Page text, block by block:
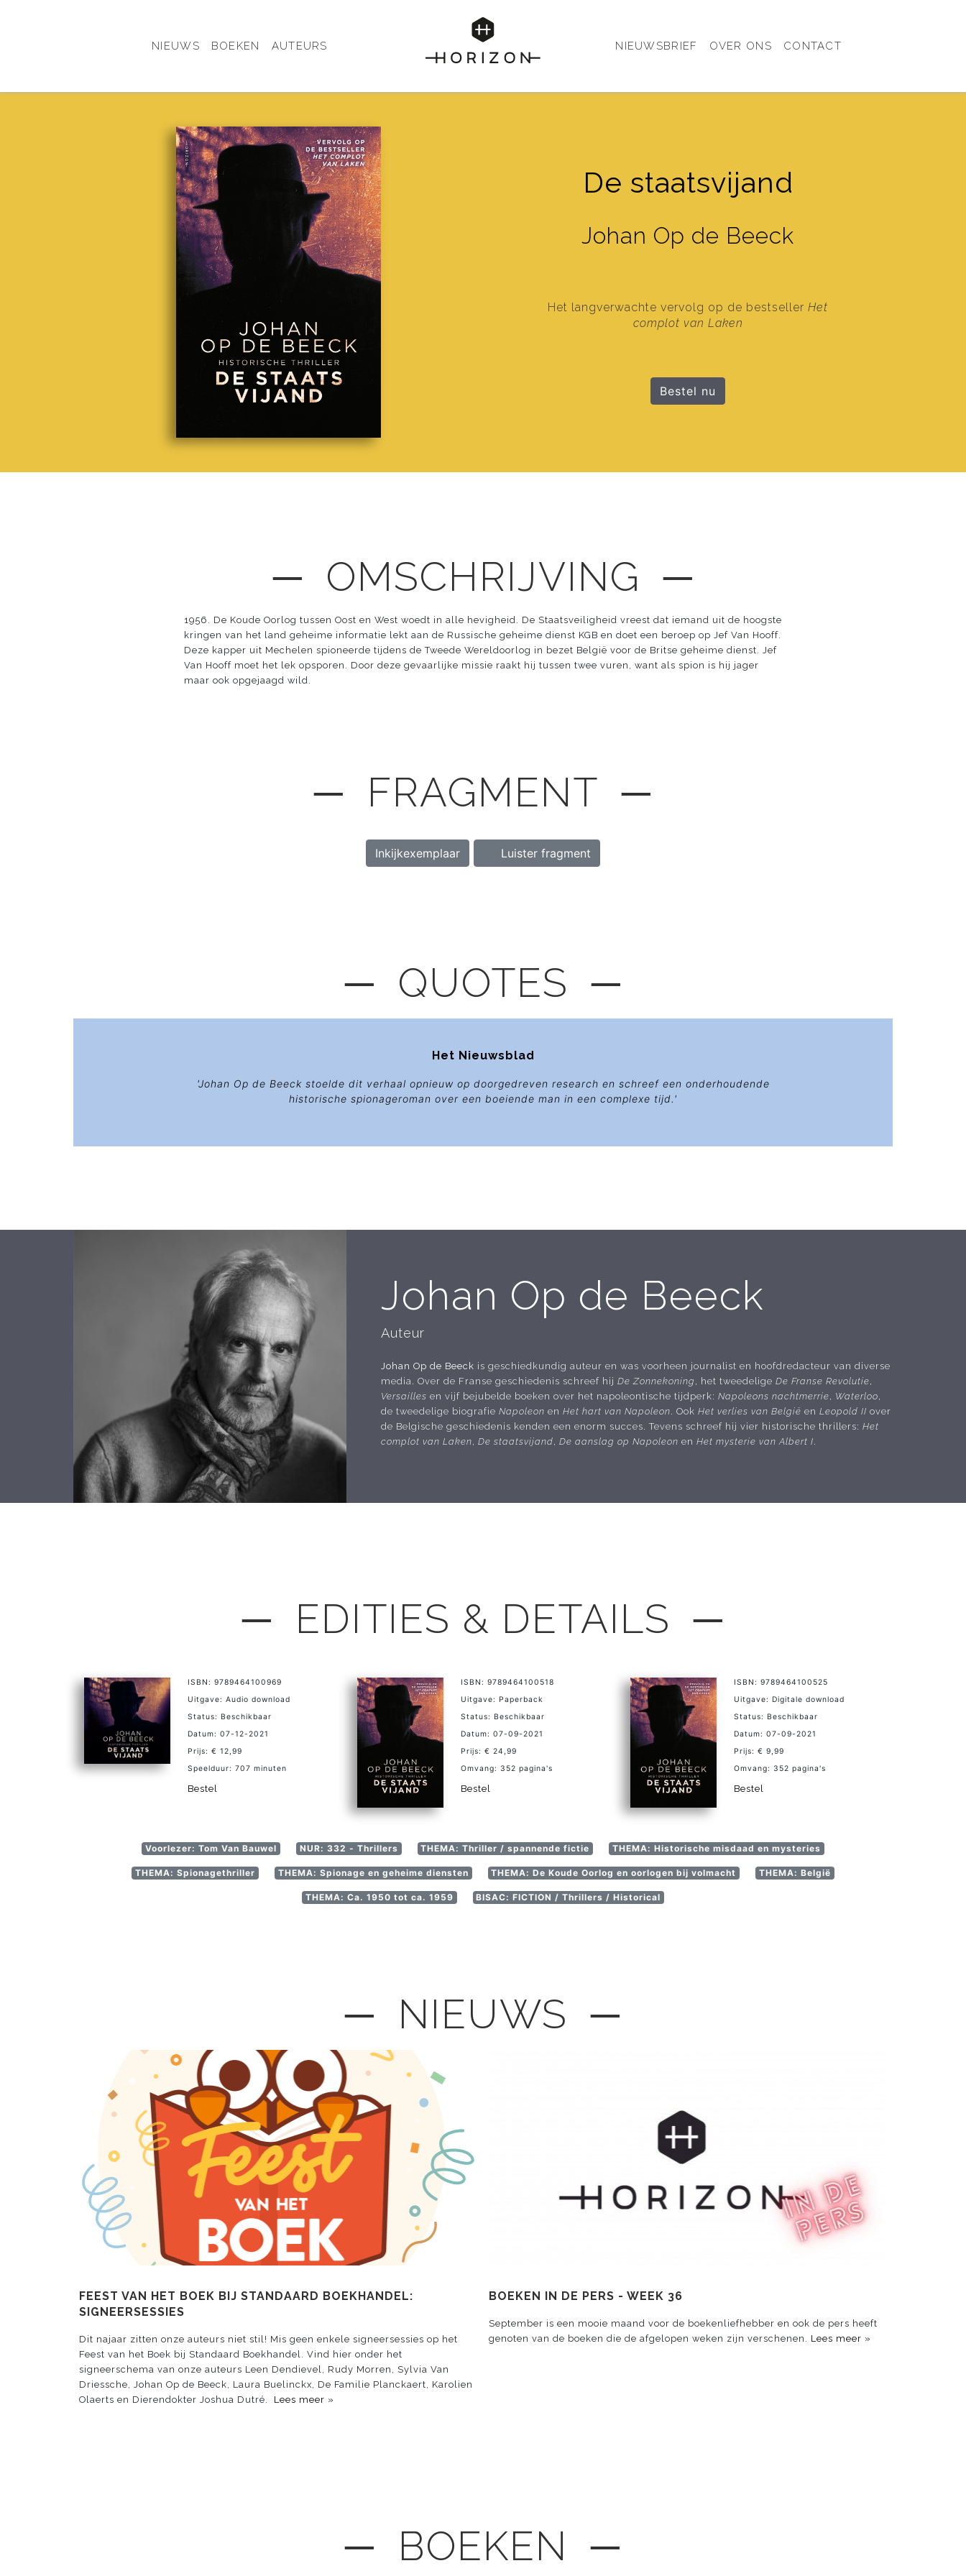
NIEUWS BOEKEN AUTEURS NIEUWSBRIEF OVER ONS CONTACT
De staatsvijand
Johan Op de Beeck
Het langverwachte vervolg op de bestseller Het
complot van Laken
Bestel nu
─ OMSCHRIJVING ─
1956. De Koude Oorlog tussen Oost en West woedt in alle hevigheid. De Staatsveiligheid vreest dat iemand uit de hoogste
kringen van het land geheime informatie lekt aan de Russische geheime dienst KGB en doet een beroep op Jef Van Hooff.
Deze kapper uit Mechelen spioneerde tijdens de Tweede Wereldoorlog in bezet België voor de Britse geheime dienst. Jef
Van Hooff moet het lek opsporen. Door deze gevaarlijke missie raakt hij tussen twee vuren, want als spion is hij jager
maar ook opgejaagd wild.
─ FRAGMENT ─
Inkijkexemplaar Luister fragment
─ QUOTES ─
Het Nieuwsblad
'Johan Op de Beeck stoelde dit verhaal opnieuw op doorgedreven research en schreef een onderhoudende
historische spionageroman over een boeiende man in een complexe tijd.'
Johan Op de Beeck
Auteur
Johan Op de Beeck is geschiedkundig auteur en was voorheen journalist en hoofdredacteur van diverse
media. Over de Franse geschiedenis schreef hij De Zonnekoning , het tweedelige De Franse Revolutie,
Versailles en vijf bejubelde boeken over het napoleontische tijdperk: Napoleons nachtmerrie, Waterloo,
de tweedelige biografie Napoleon en Het hart van Napoleon. Ook Het verlies van België en Leopold II over
de Belgische geschiedenis kenden een enorm succes. Tevens schreef hij vier historische thrillers: Het
complot van Laken, De staatsvijand, De aanslag op Napoleon en Het mysterie van Albert I.
─ EDITIES & DETAILS ─
ISBN: 9789464100969
Uitgave: Audio download
Status: Beschikbaar
Datum: 07-12-2021
Prijs: € 12,99
Speelduur: 707 minuten
Bestel
ISBN: 9789464100518
Uitgave: Paperback
Status: Beschikbaar
Datum: 07-09-2021
Prijs: € 24,99
Omvang: 352 pagina's
Bestel
ISBN: 9789464100525
Uitgave: Digitale download
Status: Beschikbaar
Datum: 07-09-2021
Prijs: € 9,99
Omvang: 352 pagina's
Bestel
Voorlezer: Tom Van Bauwel NUR: 332 - Thrillers THEMA: Thriller / spannende fictie THEMA: Historische misdaad en mysteries
THEMA: Spionagethriller THEMA: Spionage en geheime diensten THEMA: De Koude Oorlog en oorlogen bij volmacht THEMA: België
THEMA: Ca. 1950 tot ca. 1959 BISAC: FICTION / Thrillers / Historical
─ NIEUWS ─
FEEST VAN HET BOEK BIJ STANDAARD BOEKHANDEL:
SIGNEERSESSIES
Dit najaar zitten onze auteurs niet stil! Mis geen enkele signeersessies op het
Feest van het Boek bij Standaard Boekhandel. Vind hier onder het
signeerschema van onze auteurs Leen Dendievel, Rudy Morren, Sylvia Van
Driessche, Johan Op de Beeck, Laura Buelinckx, De Familie Planckaert, Karolien
Olaerts en Dierendokter Joshua Dutré. Lees meer »
BOEKEN IN DE PERS - WEEK 36
September is een mooie maand voor de boekenliefhebber en ook de pers heeft
genoten van de boeken die de afgelopen weken zijn verschenen. Lees meer »
─ BOEKEN ─